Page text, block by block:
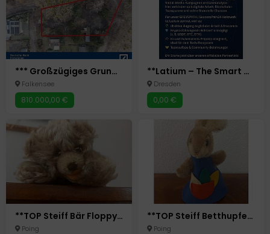
*** Großzügiges Grundstück in begehrter Lage von Falkensee - OT Falkenhagen***
Falkensee
810.000,00 €
**Latium – The Smart Way to Work & Earn Online**
Dresden
0,00 €
**TOP Steiff Bär Floppy Zotty Mohair 17 cm liegend Original
Poing
**TOP Steiff Betthupferlhase Hase Mohair Filz 15 cm Original Rari
Poing